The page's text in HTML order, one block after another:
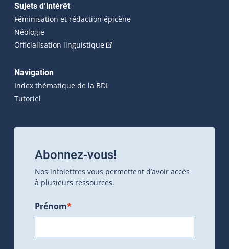
Sujets d’intérêt
Féminisation et rédaction épicène
Néologie
Officialisation linguistique(Cet hyperlien externe s'ouvrira
Navigation
Index thématique de la BDL
Tutoriel
Abonnez-vous!
Nos infolettres vous permettent d’avoir accès
à plusieurs ressources.
Prénom*